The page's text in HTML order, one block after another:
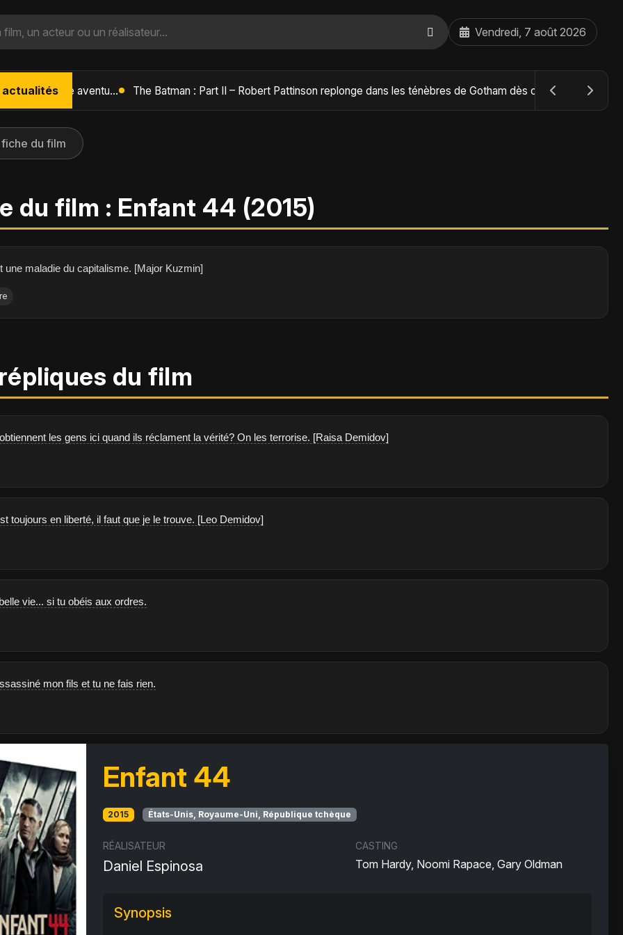
Vendredi, 7 août 2026
actualités L'Âge de Glace : Le Réveil du Volcan – Manny, Sid et Diego de retour pour une aventure explosive The Batman : Part II – Robert Pattinson replonge dans les ténèbres de Gotham dès octobre 2027
du film
du film : Enfant 44 (2015)
une maladie du capitalisme. [Major Kuzmin]
du film
les gens ici quand ils réclament la vérité? On les terrorise. [Raisa Demidov]
toujours en liberté, il faut que je le trouve. [Leo Demidov]
vie... si tu obéis aux ordres.
mon fils et tu ne fais rien.
Enfant 44
2015 États-Unis, Royaume-Uni, République tchèque
RÉALISATEUR
Daniel Espinosa
CASTING
Tom Hardy, Noomi Rapace, Gary Oldman
Synopsis